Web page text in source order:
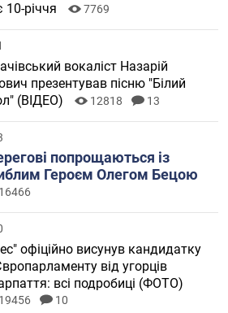
10-річчя
7769
вокаліст Назарій
презентував пісню "Білий
(ВІДЕО)
12818 13
попрощаються із
Героєм Олегом Бецою
16466
офіційно висунув кандидатку
від угорців
всі подробиці (ФОТО)
19456 10